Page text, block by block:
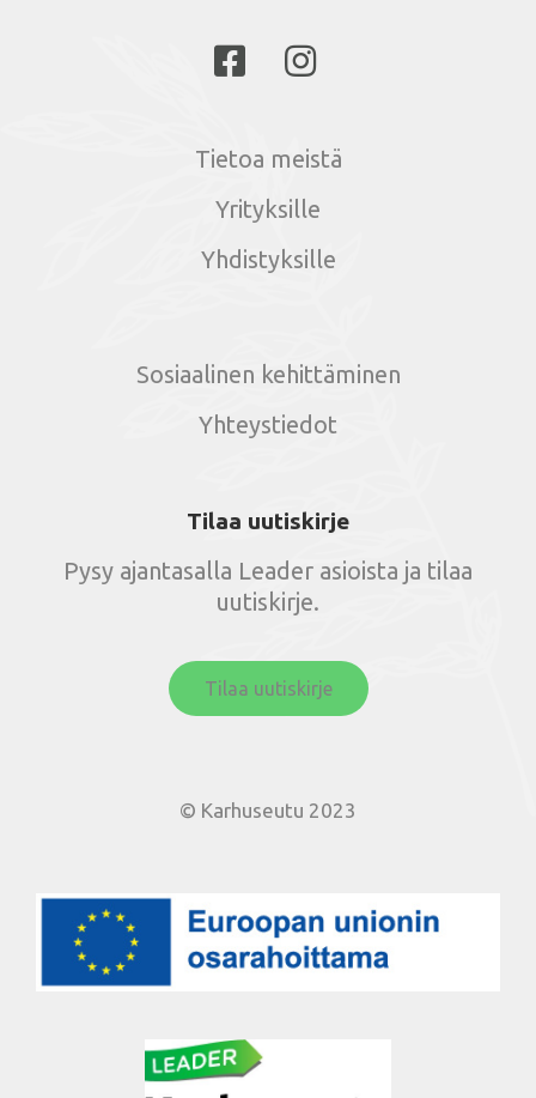
Tietoa meistä
Yrityksille
Yhdistyksille
Sosiaalinen kehittäminen
Yhteystiedot
Tilaa uutiskirje
Pysy ajantasalla Leader asioista ja tilaa
uutiskirje.
Tilaa uutiskirje
© Karhuseutu 2023